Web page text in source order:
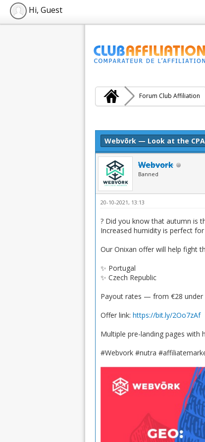
Hi, Guest
Forum Club Affiliation
Webvõrk — Look at the
Webvork
Banned
20-10-2021, 13:13
? Did you know that autumn is
Increased humidity is perfect
Our Onixan offer will help fight
✨ Portugal
✨ Czech Republic
Payout rates — from €28 under
Offer link: https://bit.ly/2Oo7zAf
Multiple pre-landing pages with
#Webvork #nutra